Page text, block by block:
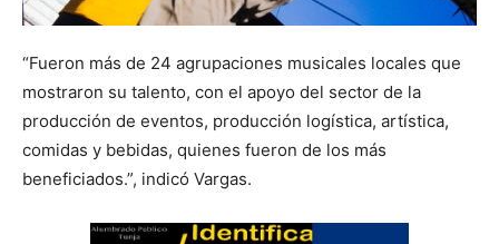
“Fueron más de 24 agrupaciones musicales locales que
mostraron su talento, con el apoyo del sector de la
producción de eventos, producción logística, artística,
comidas y bebidas, quienes fueron de los más
beneficiados.”, indicó Vargas.